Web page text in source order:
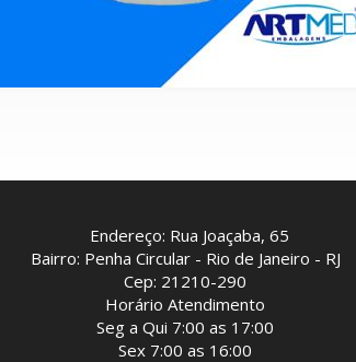
Endereço: Rua Joaçaba, 65
Bairro: Penha Circular - Rio de Janeiro - RJ
Cep: 21210-290
Horário Atendimento
Seg a Qui 7:00 as 17:00
Sex 7:00 as 16:00